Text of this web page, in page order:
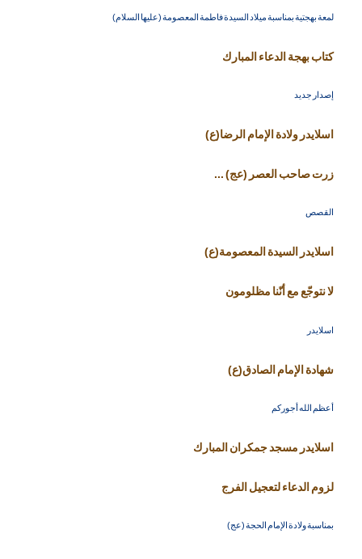
لمعة بهجتية بمناسبة ميلاد السيدة فاطمة المعصومة (عليها السلام)
كتاب بهجة الدعاء المبارك
إصدار جديد
اسلايدر ولادة الإمام الرضا(ع)
زرت صاحب العصر (عج) ...
القصص
اسلايدر السيدة المعصومة(ع)
لا نتوجّع مع أنّنا مظلومون
اسلايدر
شهادة الإمام الصادق(ع)
أعظم الله أجوركم
اسلايدر مسجد جمكران المبارك
لزوم الدعاء لتعجيل الفرج
بمناسبة ولادة الإمام الحجة (عج)